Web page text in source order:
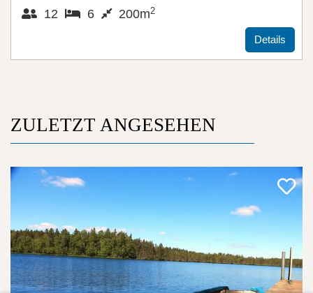
12 6 200m2
Details
ZULETZT ANGESEHEN